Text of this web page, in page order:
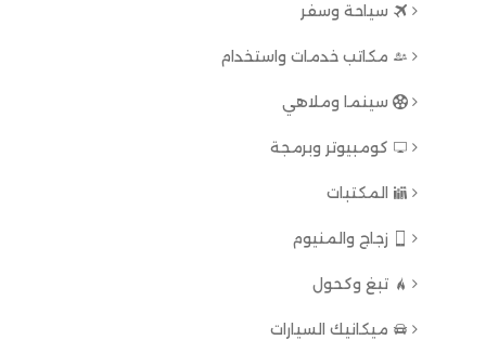
سياحة وسفر
مكاتب خدمات واستخدام
سينما وملاهي
كومبيوتر وبرمجة
المكتبات
زجاج والمنيوم
تبغ وكحول
ميكانيك السيارات